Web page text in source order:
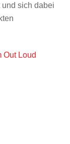
und sich dabei
Out Loud